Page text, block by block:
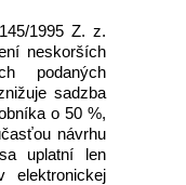
1995 Z. z.
neskorších
podaných
sadzba
o 50 %,
návrhu
uplatní len